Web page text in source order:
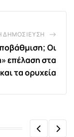
ΔΗΜΟΣΊΕΥΣΗ
Οι
επέλαση στα
τα ορυχεία